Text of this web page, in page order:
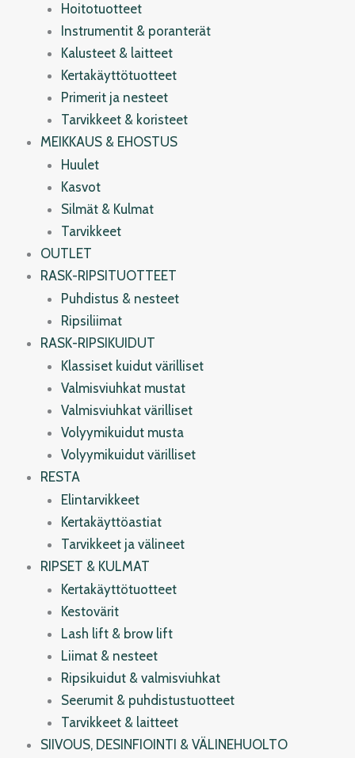
Hoitotuotteet
Instrumentit & poranterät
Kalusteet & laitteet
Kertakäyttötuotteet
Primerit ja nesteet
Tarvikkeet & koristeet
MEIKKAUS & EHOSTUS
Huulet
Kasvot
Silmät & Kulmat
Tarvikkeet
OUTLET
RASK-RIPSITUOTTEET
Puhdistus & nesteet
Ripsiliimat
RASK-RIPSIKUIDUT
Klassiset kuidut värilliset
Valmisviuhkat mustat
Valmisviuhkat värilliset
Volyymikuidut musta
Volyymikuidut värilliset
RESTA
Elintarvikkeet
Kertakäyttöastiat
Tarvikkeet ja välineet
RIPSET & KULMAT
Kertakäyttötuotteet
Kestovärit
Lash lift & brow lift
Liimat & nesteet
Ripsikuidut & valmisviuhkat
Seerumit & puhdistustuotteet
Tarvikkeet & laitteet
SIIVOUS, DESINFIOINTI & VÄLINEHUOLTO